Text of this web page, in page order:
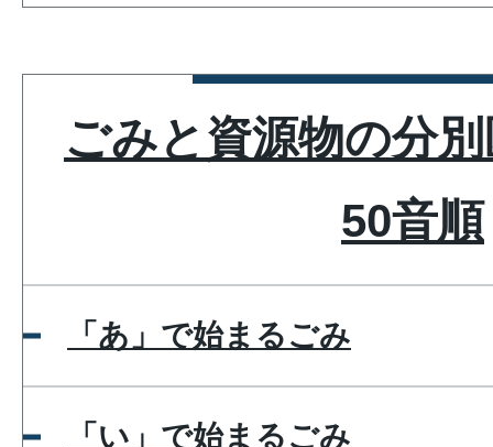
ごみと資源物の分
50音順
「あ」で始まるごみ
「い」で始まるごみ